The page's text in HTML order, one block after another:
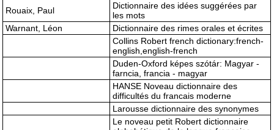
Rouaix, Paul
Dictionnaire des idées suggérées par
les mots
Warnant, Léon
Dictionnaire des rimes orales et écrites
Collins Robert french dictionary:french-
english,english-french
Duden-Oxford képes szótár: Magyar -
farncia, francia - magyar
HANSE Noveau dictionnaire des
difficultés du francais moderne
Larousse dictionnaire des synonymes
Le noveau petit Robert dictionnaire